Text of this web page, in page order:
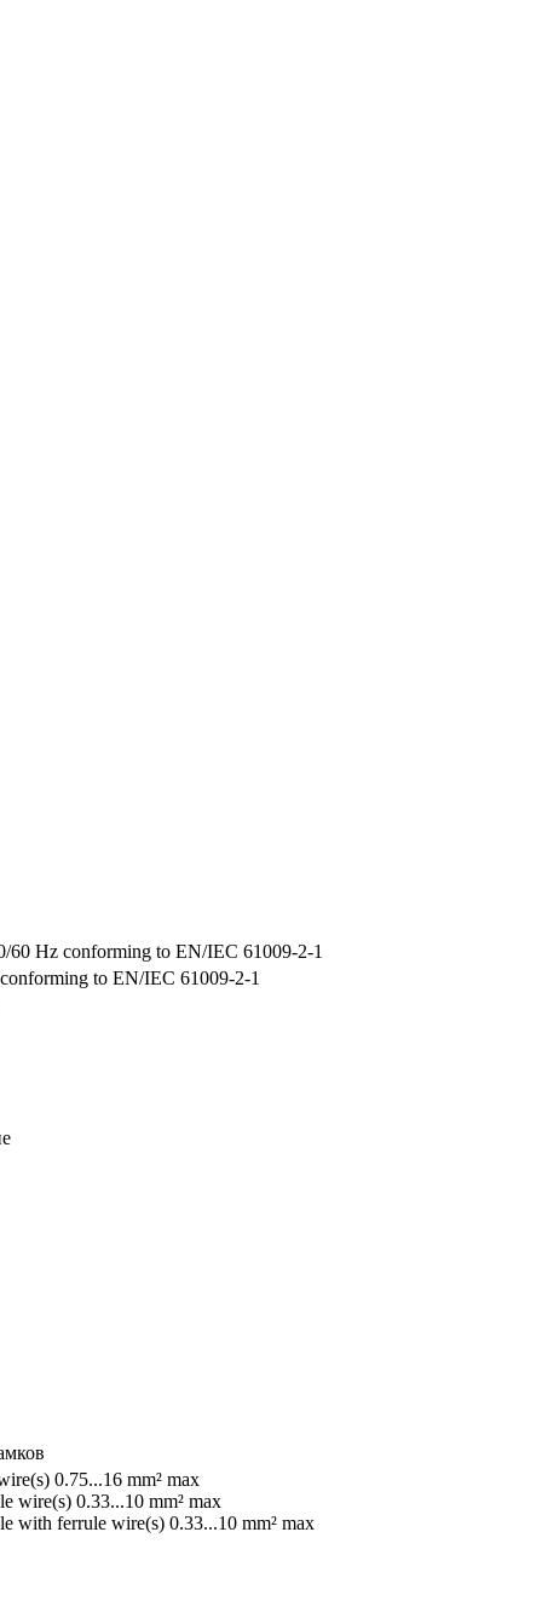
Hz conforming to EN/IEC 61009-2-1
to EN/IEC 61009-2-1
0.75...16 mm² max
wire(s) 0.33...10 mm² max
with ferrule wire(s) 0.33...10 mm² max